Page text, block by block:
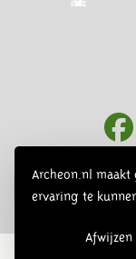
Archeon.nl
ervaring te
Afwijzen